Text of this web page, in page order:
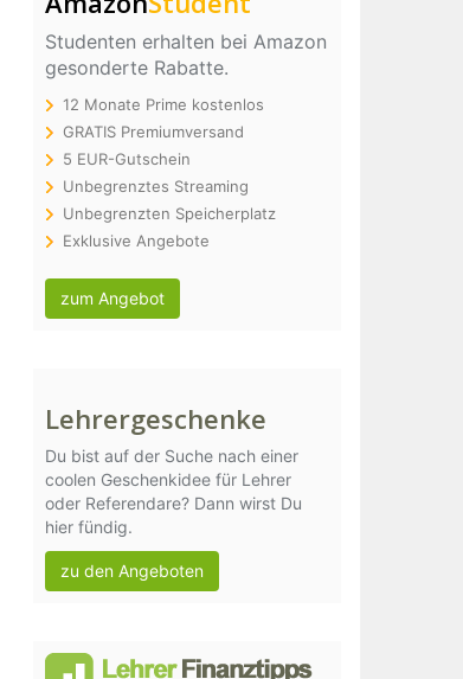
Studenten erhalten bei Amazon
gesonderte Rabatte.
12 Monate Prime kostenlos
GRATIS Premiumversand
5 EUR-Gutschein
Unbegrenztes Streaming
Unbegrenzten Speicherplatz
Exklusive Angebote
zum Angebot
Lehrergeschenke
Du bist auf der Suche nach einer
coolen Geschenkidee für Lehrer
oder Referendare? Dann wirst Du
hier fündig.
zu den Angeboten